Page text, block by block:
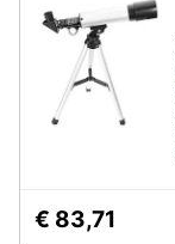
e
igiene
Beauty
Prima
Prodotti
Flash
Microscopio
€ 83,71